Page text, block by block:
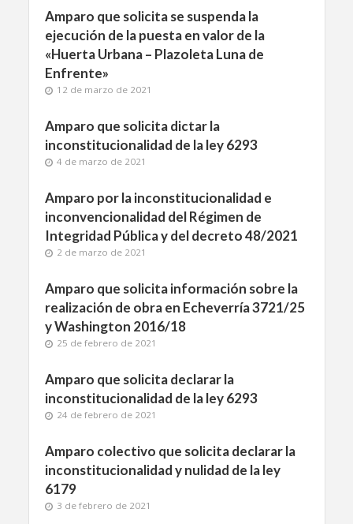
Amparo que solicita se suspenda la
ejecución de la puesta en valor de la
«Huerta Urbana – Plazoleta Luna de
Enfrente»
12 de marzo de 2021
Amparo que solicita dictar la
inconstitucionalidad de la ley 6293
4 de marzo de 2021
Amparo por la inconstitucionalidad e
inconvencionalidad del Régimen de
Integridad Pública y del decreto 48/2021
2 de marzo de 2021
Amparo que solicita información sobre la
realización de obra en Echeverría 3721/25
y Washington 2016/18
25 de febrero de 2021
Amparo que solicita declarar la
inconstitucionalidad de la ley 6293
24 de febrero de 2021
Amparo colectivo que solicita declarar la
inconstitucionalidad y nulidad de la ley
6179
3 de febrero de 2021